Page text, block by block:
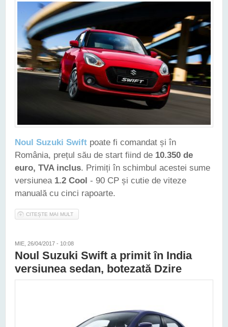
Noul Suzuki Swift poate fi comandat și în
România, prețul său de start fiind de 10.350 de
euro, TVA inclus. Primiți în schimbul acestei sume
versiunea 1.2 Cool - 90 CP și cutie de viteze
manuală cu cinci rapoarte.
CITEȘTE MAI MULT
MIE, 26/04/2017 - 10:08
Noul Suzuki Swift a primit în India
versiunea sedan, botezată Dzire